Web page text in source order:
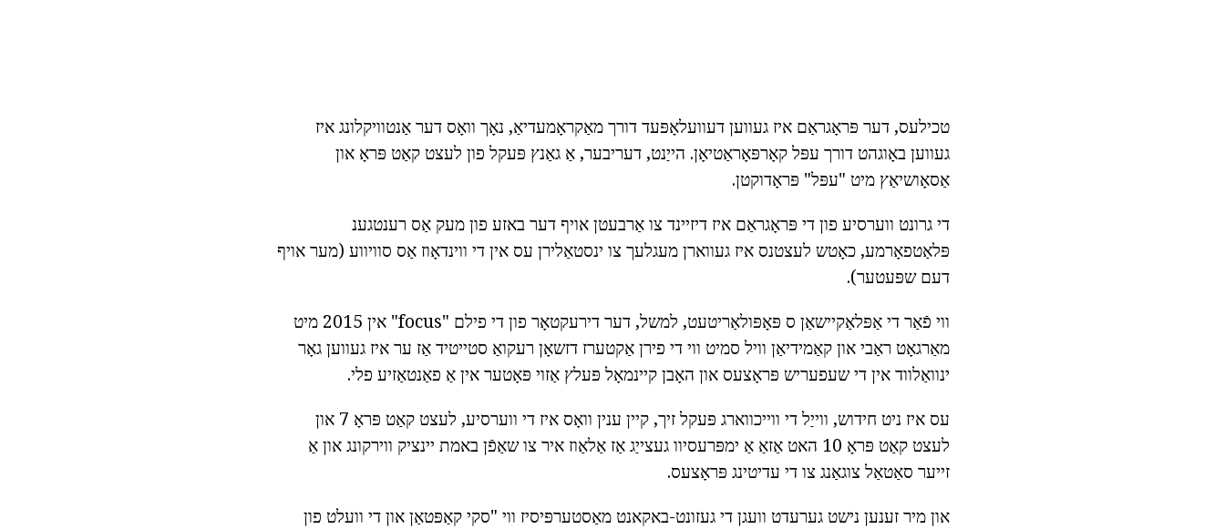
טכילעס, דער פּראָגראַם איז געווען דעוועלאָפּעד דורך מאַקראָמעדיאַ, נאָך וואָס דער אַנטוויקלונג איז
געווען באָוגהט דורך עפּל קאָרפּאָראַטיאָן. הייַנט, דעריבער, אַ גאַנץ פּעקל פון לעצט קאַט פּראָ און
אַסאָושיאַץ מיט "עפּל" פּראָדוקטן.
די גרונט ווערסיע פון די פּראָגראַם איז דיזיינד צו אַרבעטן אויף דער באזע פון מעק אַס רענטגענ
פּלאַטפאָרמע, כאָטש לעצטנס איז געווארן מעגלעך צו ינסטאַלירן עס אין די ווינדאָוז אַס סוויווע (מער אויף
דעם שפּעטער).
ווי פֿאַר די אַפּלאַקיישאַן ס פּאָפּולאַריטעט, למשל, דער דירעקטאָר פון די פילם "focus" אין 2015 מיט
מאַרגאָט ראַבי און קאַמידיאַן וויל סמיט ווי די פירן אַקטערז דזשאָן רעקואַ סטייטיד אַז ער איז געווען גאָר
ינוואַלווד אין די שעפעריש פּראָצעס און האָבן קיינמאָל פּעלץ אַזוי פּאָטער אין אַ פאַנטאַזיע פלי.
עס איז ניט חידוש, ווייַל די ווייכווארג פּעקל זיך, קיין ענין וואָס איז די ווערסיע, לעצט קאַט פּראָ 7 און
לעצט קאַט פּראָ 10 האט אַזאַ אַ ימפּרעסיוו געצייַג אַז אַלאַוז איר צו שאַפֿן באמת יינציק ווירקונג און אַ
זייער סאַטאַל צוגאַנג צו די עדיטינג פּראָצעס.
און מיר זענען נישט גערעדט וועגן די געזונט-באקאנט מאַסטערפּיסיז ווי "סקי קאַפּטאַן און די וועלט פון